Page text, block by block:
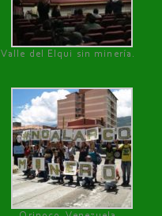
Valle del Elqui sin minería.